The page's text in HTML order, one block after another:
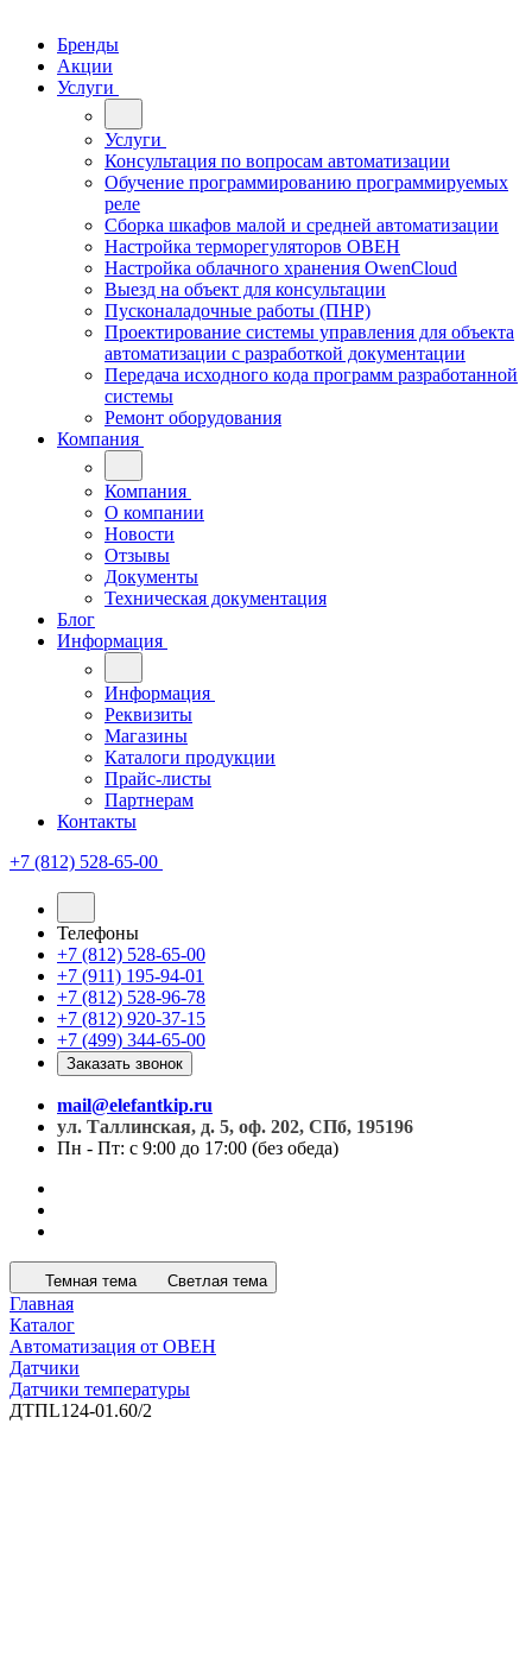
Бренды
Акции
Услуги
Услуги
Консультация по вопросам автоматизации
Обучение программированию программируемых
реле
Сборка шкафов малой и средней автоматизации
Настройка терморегуляторов ОВЕН
Настройка облачного хранения OwenCloud
Выезд на объект для консультации
Пусконаладочные работы (ПНР)
Проектирование системы управления для объекта
автоматизации с разработкой документации
Передача исходного кода программ разработанной
системы
Ремонт оборудования
Компания
Компания
О компании
Новости
Отзывы
Документы
Техническая документация
Блог
Информация
Информация
Реквизиты
Магазины
Каталоги продукции
Прайс-листы
Партнерам
Контакты
+7 (812) 528-65-00
Телефоны
+7 (812) 528-65-00
+7 (911) 195-94-01
+7 (812) 528-96-78
+7 (812) 920-37-15
+7 (499) 344-65-00
Заказать звонок
mail@elefantkip.ru
ул. Таллинская, д. 5, оф. 202, СПб, 195196
Пн - Пт: с 9:00 до 17:00 (без обеда)
Темная тема Светлая тема
Главная
Каталог
Автоматизация от ОВЕН
Датчики
Датчики температуры
ДТПL124-01.60/2